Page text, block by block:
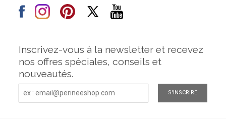
Inscrivez-vous à la newsletter et recevez
nos offres spéciales, conseils et
nouveautés.
S'INSCRIRE